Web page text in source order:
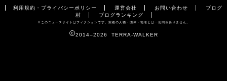
利用規約・プライバシーポリシー 運営会社 お問い合わせ
ブログ
村
ブログランキング
※このニュースサイトはフィクションです。実在の人物・団体・地名とは一切関係ありません。
2014–2026 TERRA-WALKER